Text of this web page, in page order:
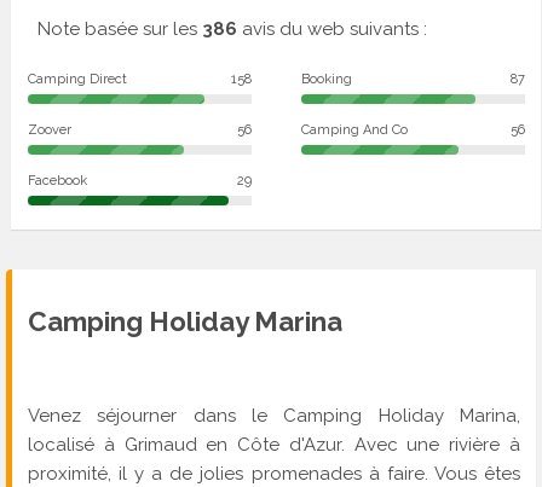
Note basée sur les 386 avis du web suivants :
Camping Direct 158 Booking 87
Zoover 56 Camping And Co 56
Facebook 29
Camping Holiday Marina
Venez séjourner dans le Camping Holiday Marina,
localisé à Grimaud en Côte d'Azur. Avec une rivière à
proximité, il y a de jolies promenades à faire. Vous êtes